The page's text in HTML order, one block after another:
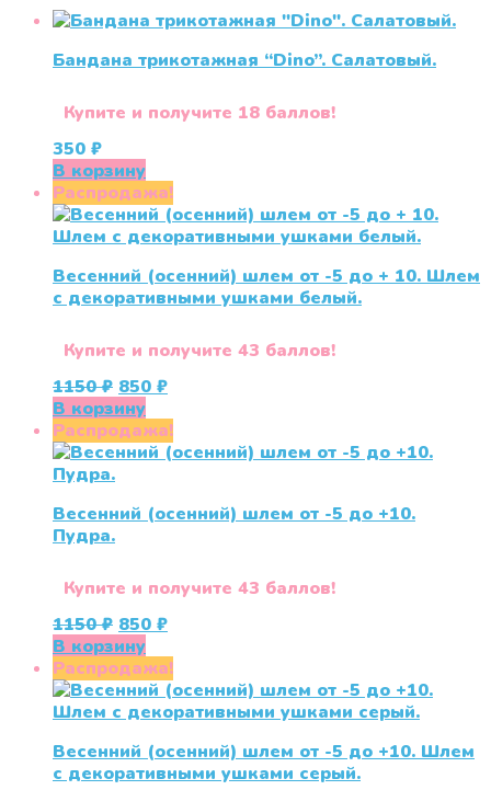
Бандана трикотажная “Dino”. Салатовый.
Купите и получите 18 баллов!
350 ₽
В корзину
Распродажа!
Весенний (осенний) шлем от -5 до + 10. Шлем
с декоративными ушками белый.
Купите и получите 43 баллов!
1150₽ Первоначальная
цена
составляла
1150 ₽.
850 ₽Текущая
850 ₽.
В корзину
Распродажа!
Весенний (осенний) шлем от -5 до +10.
Пудра.
Купите и получите 43 баллов!
1150₽ Первоначальная
цена
составляла
1150 ₽.
850 ₽Текущая
850 ₽.
В корзину
Распродажа!
Весенний (осенний) шлем от -5 до +10. Шлем
с декоративными ушками серый.